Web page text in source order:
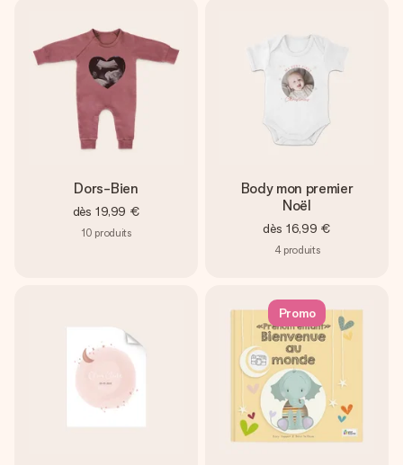
Dors-Bien
dès 19,99 €
10 produits
Body mon premier
Noël
dès 16,99 €
4 produits
Promo